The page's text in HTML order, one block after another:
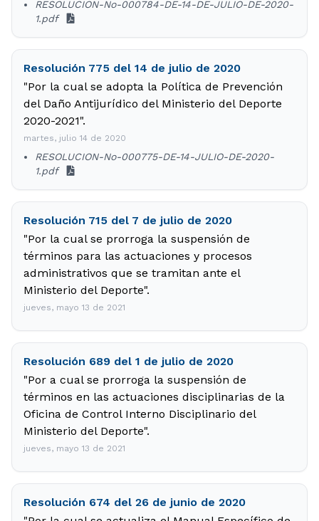
RESOLUCION-No-000784-DE-14-DE-JULIO-DE-2020-
1.pdf
Resolución 775 del 14 de julio de 2020
"Por la cual se adopta la Política de Prevención
del Daño Antijurídico del Ministerio del Deporte
2020-2021".
martes, julio 14 de 2020
RESOLUCION-No-000775-DE-14-JULIO-DE-2020-
1.pdf
Resolución 715 del 7 de julio de 2020
"Por la cual se prorroga la suspensión de
términos para las actuaciones y procesos
administrativos que se tramitan ante el
Ministerio del Deporte".
jueves, mayo 13 de 2021
Resolución 689 del 1 de julio de 2020
"Por a cual se prorroga la suspensión de
términos en las actuaciones disciplinarias de la
Oficina de Control Interno Disciplinario del
Ministerio del Deporte".
jueves, mayo 13 de 2021
Resolución 674 del 26 de junio de 2020